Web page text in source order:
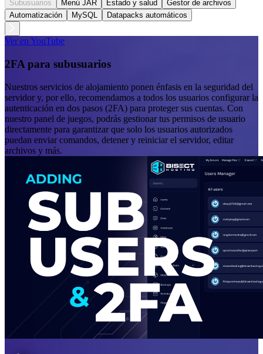
Subusuarios Menú JAR Estado y salud
Gestor de archivos
Automatización
MySQL Datapacks automáticos
Ver en YouTube
2FA para subusuarios
Nuestros servicios de alojamiento ponen énfasis en la seguridad del
servidor y, por ello, recomendamos a todos los usuarios configurar la
autenticación en dos pasos (2FA) para proteger sus cuentas. Con
nuestro panel de juegos, podrás gestionar tus permisos de usuario
directamente para garantizar que solo los usuarios autorizados
puedan enviar comandos, detener y reiniciar el servidor, editar
archivos y más.